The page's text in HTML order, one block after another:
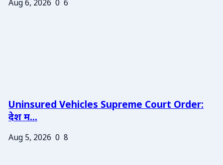
Aug 6, 2026 0 6
Uninsured Vehicles Supreme Court Order:
देश म...
Aug 5, 2026 0 8